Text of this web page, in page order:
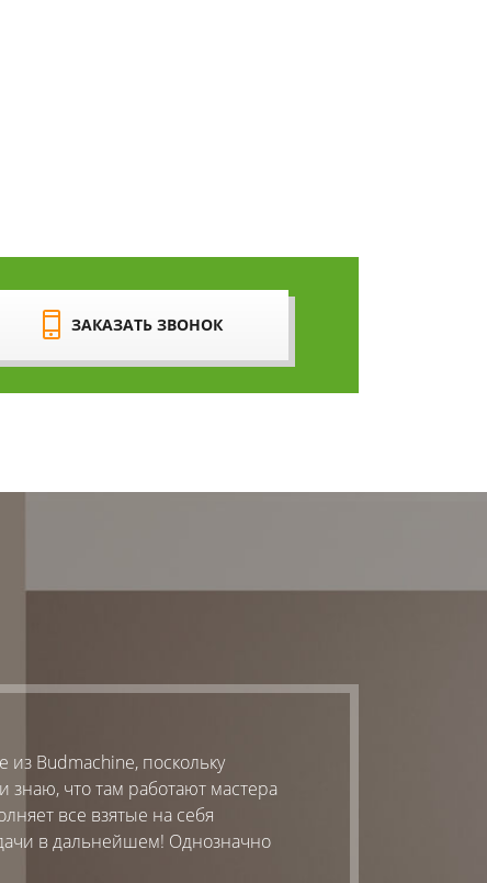
ЗАКАЗАТЬ ЗВОНОК
Budmachine, поскольку
что там работают мастера
все взятые на себя
в дальнейшем! Однозначно